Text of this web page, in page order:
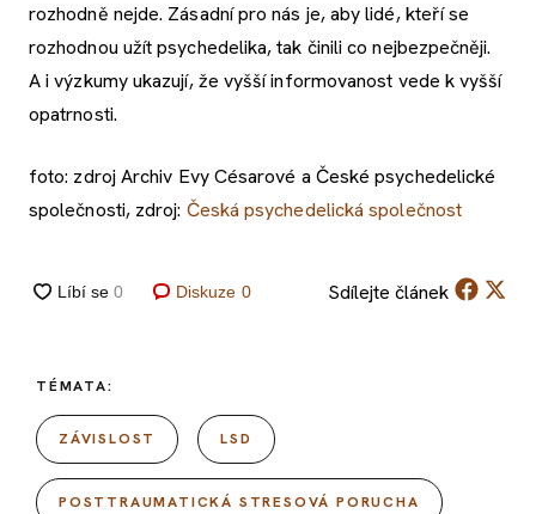
rozhodně nejde. Zásadní pro nás je, aby lidé, kteří se
rozhodnou užít psychedelika, tak činili co nejbezpečněji.
A i výzkumy ukazují, že vyšší informovanost vede k vyšší
opatrnosti.
foto: zdroj Archiv Evy Césarové a České psychedelické
společnosti, zdroj: Česká psychedelická společnost
Diskuze 0 Sdílejte článek
TÉMATA:
ZÁVISLOST LSD
POSTTRAUMATICKÁ STRESOVÁ PORUCHA